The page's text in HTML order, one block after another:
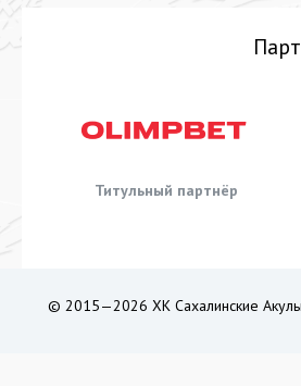
Титульный партнёр
© 2015—2026 ХК Сахалинские Акулы